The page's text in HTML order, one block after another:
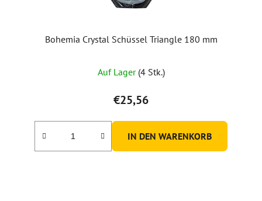
Bohemia Crystal Schüssel Triangle 180 mm
Auf Lager (4 Stk.)
€25,56
IN DEN WARENKORB